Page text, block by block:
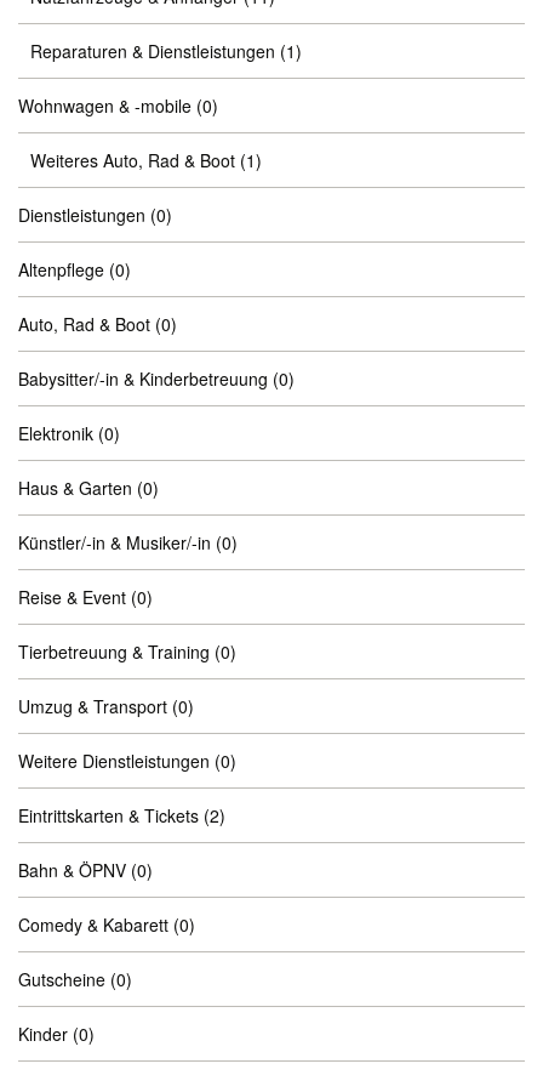
Reparaturen & Dienstleistungen (1)
Wohnwagen & -mobile (0)
Weiteres Auto, Rad & Boot (1)
Dienstleistungen (0)
Altenpflege (0)
Auto, Rad & Boot (0)
Babysitter/-in & Kinderbetreuung (0)
Elektronik (0)
Haus & Garten (0)
Künstler/-in & Musiker/-in (0)
Reise & Event (0)
Tierbetreuung & Training (0)
Umzug & Transport (0)
Weitere Dienstleistungen (0)
Eintrittskarten & Tickets (2)
Bahn & ÖPNV (0)
Comedy & Kabarett (0)
Gutscheine (0)
Kinder (0)